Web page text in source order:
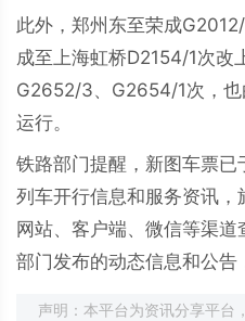
此外，郑州东至荣成
成至上海虹桥D2154/1次改
G2652/3、G2654/1次，
运行。
铁路部门提醒，新图车票
列车开行信息和服务资讯
网站、客户端、微信等渠
部门发布的动态信息和公告
声明：本平台为资讯分享平台